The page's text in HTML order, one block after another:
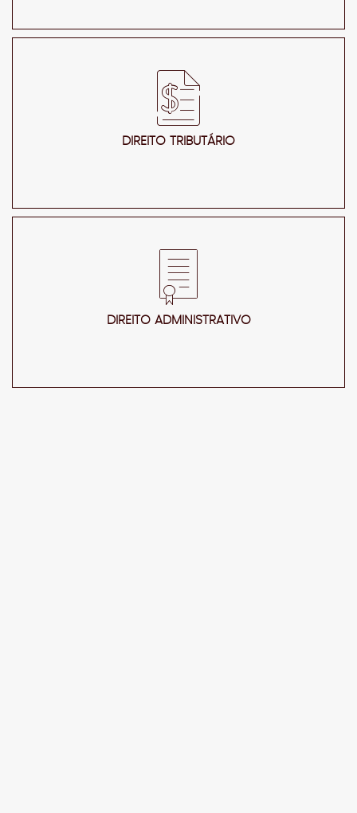
DIREITO TRIBUTÁRIO
DIREITO ADMINISTRATIVO